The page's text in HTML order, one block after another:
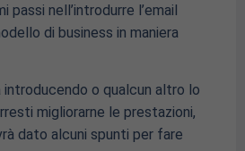
nell’introdurre l’email
di business in maniera
introducendo o qualcun altro lo
migliorarne le prestazioni,
dato alcuni spunti per fare